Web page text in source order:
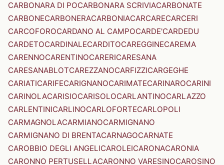
CARBONARA DI POCARBONARA SCRIVIACARBONATE
CARBONECARBONERACARBONIACARCARECARCERI
CARCOFOROCARDANO AL CAMPOCARDE'CARDEDU
CARDETOCARDINALECARDITOCAREGGINECAREMA
CARENNOCARENTINOCARERICARESANA
CARESANABLOTCAREZZANOCARFIZZICARGEGHE
CARIATICARIFECARIGNANOCARIMATECARINAROCARINI
CARINOLACARISIOCARISOLOCARLANTINOCARLAZZO
CARLENTINICARLINOCARLOFORTECARLOPOLI
CARMAGNOLACARMIANOCARMIGNANO
CARMIGNANO DI BRENTACARNAGOCARNATE
CAROBBIO DEGLI ANGELICAROLEICARONACARONIA
CARONNO PERTUSELLACARONNO VARESINOCAROSINO